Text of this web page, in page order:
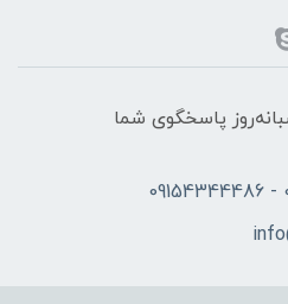
16 ساعت شبانه‌روز پاسخگوی شما